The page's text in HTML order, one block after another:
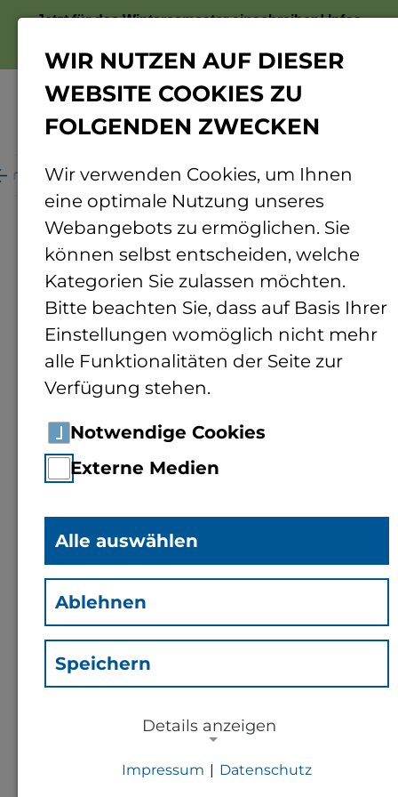
Jetzt für das Wintersemester einschreiben!Infos
Personenverzeichnis Personendetails
Prof. Dr.-Ing.Maximilian
Mengel (Mg)
Professor für
Programmiermethodik,
Grundlagen der Informatik
und Multimedia
WIR NUTZEN AUF DIESER
WEBSITE COOKIES ZU
FOLGENDEN ZWECKEN
Wir verwenden Cookies, um Ihnen
eine optimale Nutzung unseres
Webangebots zu ermöglichen. Sie
können selbst entscheiden, welche
Kategorien Sie zulassen möchten.
Bitte beachten Sie, dass auf Basis Ihrer
Einstellungen womöglich nicht mehr
alle Funktionalitäten der Seite zur
Verfügung stehen.
Notwendige Cookies
Externe Medien
Alle auswählen
Ablehnen
Speichern
Details anzeigen
Impressum | Datenschutz